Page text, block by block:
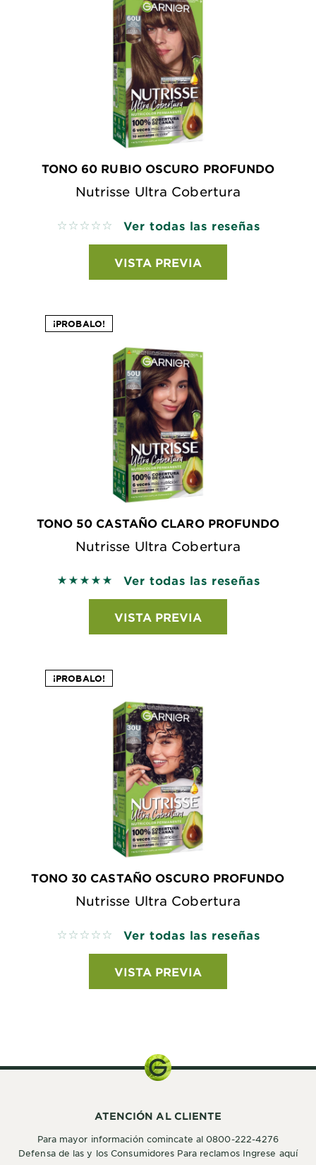
TONO 60 RUBIO OSCURO PROFUNDO
Nutrisse Ultra Cobertura
No reviews Ver todas las reseñas
VISTA PREVIA
¡PROBALO!
TONO 50 CASTAÑO CLARO PROFUNDO
Nutrisse Ultra Cobertura
5 out of 5 stars based on reviews
Ver todas las reseñas
VISTA PREVIA
¡PROBALO!
TONO 30 CASTAÑO OSCURO PROFUNDO
Nutrisse Ultra Cobertura
No reviews Ver todas las reseñas
VISTA PREVIA
ATENCIÓN AL CLIENTE
Para mayor información comincate al 0800-222-4276
Defensa de las y los Consumidores Para reclamos Ingrese aquí